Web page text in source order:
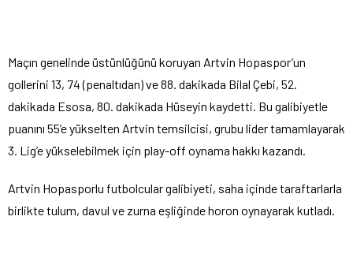
Maçın genelinde üstünlüğünü koruyan Artvin Hopaspor’un
gollerini 13, 74 (penaltıdan) ve 88. dakikada Bilal Çebi, 52.
dakikada Esosa, 80. dakikada Hüseyin kaydetti. Bu galibiyetle
puanını 55’e yükselten Artvin temsilcisi, grubu lider tamamlayarak
3. Lig’e yükselebilmek için play-off oynama hakkı kazandı.
Artvin Hopasporlu futbolcular galibiyeti, saha içinde taraftarlarla
birlikte tulum, davul ve zurna eşliğinde horon oynayarak kutladı.